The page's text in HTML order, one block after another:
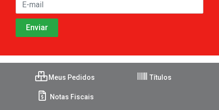
Meus Pedidos Títulos
Notas Fiscais